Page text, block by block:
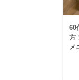
60
方
メ